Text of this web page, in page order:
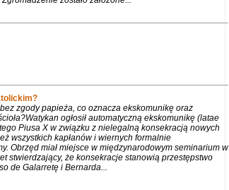
zgody papieża, co oznacza ekskomunikę oraz
ogłosił automatyczną ekskomunikę (latae
Piusa X w związku z nielegalną konsekracją nowych
wszystkich kapłanów i wiernych formalnie
Obrzęd miał miejsce w międzynarodowym seminarium w
stwierdzający, że konsekracje stanowią przestępstwo
de Galarretę i Bernarda...